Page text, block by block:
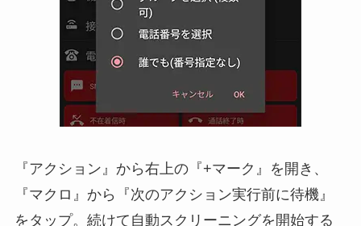
『アクション』から右上の『+マーク』を開き、
『マクロ』から『次のアクション実行前に待機』
をタップ。続けて自動スクリーニングを開始する